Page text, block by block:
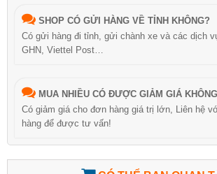
SHOP CÓ GỬI HÀNG VỀ TỈNH KHÔNG?
Có gửi hàng đi tỉnh, gửi chành xe và các dịch
GHN, Viettel Post…
MUA NHIỀU CÓ ĐƯỢC GIẢM GIÁ
Có giảm giá cho đơn hàng giá trị lớn, Liên hệ
hàng để được tư vấn!